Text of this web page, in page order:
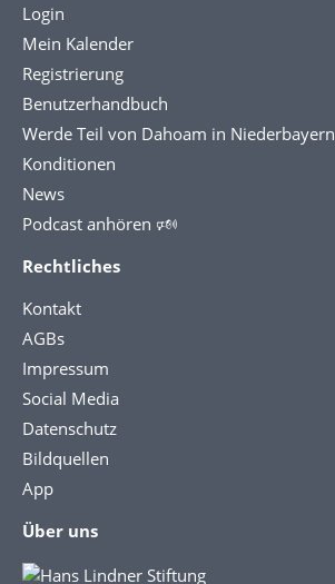
Login
Mein Kalender
Registrierung
Benutzerhandbuch
Werde Teil von Dahoam in Niederbayern
Konditionen
News
Podcast anhören 🕬
Rechtliches
Kontakt
AGBs
Impressum
Social Media
Datenschutz
Bildquellen
App
Über uns